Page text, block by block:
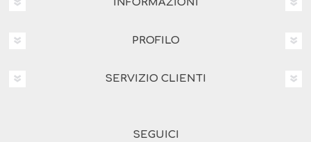
INFORMAZIONI
PROFILO
SERVIZIO CLIENTI
SEGUICI